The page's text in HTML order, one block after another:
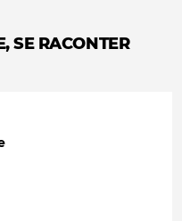
SE RACONTER